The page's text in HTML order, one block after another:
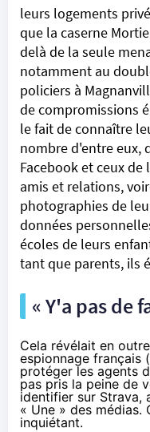
leurs logements
que la caserne
delà de la seule
notamment au
policiers à
de compromissions
le fait de connaître
nombre d'entre eux,
Facebook et ceux
amis et relations,
photographies de
données
écoles de leurs
tant que parents, ils
« Y'a pas de
Cela révélait en
espionnage français
protéger les agents
pas pris la peine de
identifier sur Strava,
« Une » des
inquiétant.